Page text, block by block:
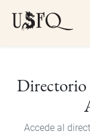
Directorio
Accede al